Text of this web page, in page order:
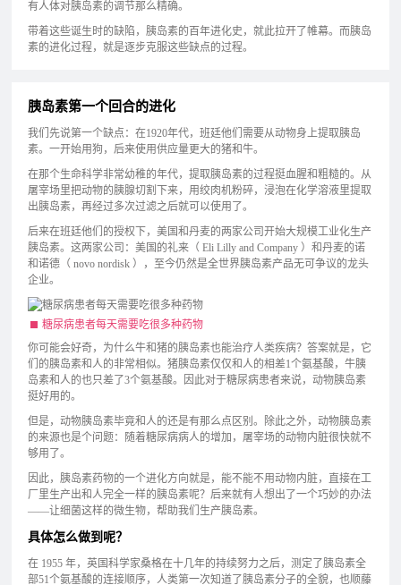
有人体对胰岛素的调节那么精确。
带着这些诞生时的缺陷，胰岛素的百年进化史，就此拉开了帷幕。而胰岛
素的进化过程，就是逐步克服这些缺点的过程。
胰岛素第一个回合的进化
我们先说第一个缺点：在1920年代，班廷他们需要从动物身上提取胰岛
素。一开始用狗，后来使用供应量更大的猪和牛。
在那个生命科学非常幼稚的年代，提取胰岛素的过程挺血腥和粗糙的。从
屠宰场里把动物的胰腺切割下来，用绞肉机粉碎，浸泡在化学溶液里提取
出胰岛素，再经过多次过滤之后就可以使用了。
后来在班廷他们的授权下，美国和丹麦的两家公司开始大规模工业化生产
胰岛素。这两家公司：美国的礼来（ Eli Lilly and Company ）和丹麦的诺
和诺德（ novo nordisk ），至今仍然是全世界胰岛素产品无可争议的龙头
企业。
糖尿病患者每天需要吃很多种药物
你可能会好奇，为什么牛和猪的胰岛素也能治疗人类疾病？答案就是，它
们的胰岛素和人的非常相似。猪胰岛素仅仅和人的相差1个氨基酸，牛胰
岛素和人的也只差了3个氨基酸。因此对于糖尿病患者来说，动物胰岛素
挺好用的。
但是，动物胰岛素毕竟和人的还是有那么点区别。除此之外，动物胰岛素
的来源也是个问题：随着糖尿病病人的增加，屠宰场的动物内脏很快就不
够用了。
因此，胰岛素药物的一个进化方向就是，能不能不用动物内脏，直接在工
厂里生产出和人完全一样的胰岛素呢？后来就有人想出了一个巧妙的办法
——让细菌这样的微生物，帮助我们生产胰岛素。
具体怎么做到呢？
在 1955 年，英国科学家桑格在十几年的持续努力之后，测定了胰岛素全
部51个氨基酸的连接顺序，人类第一次知道了胰岛素分子的全貌，也顺藤